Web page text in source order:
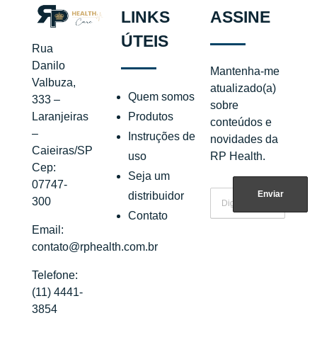
Rua
Danilo
Valbuza,
333 –
Laranjeiras
–
Caieiras/SP
Cep:
07747-
300
Email:
contato@rphealth.com.br
Telefone:
(11) 4441-
3854
LINKS
ÚTEIS
Quem somos
Produtos
Instruções de
uso
Seja um
distribuidor
Contato
ASSINE
Mantenha-me
atualizado(a)
sobre
conteúdos e
novidades da
RP Health.